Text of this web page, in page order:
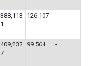
388,113
1
126.107 -
409,237
7
99.564 -